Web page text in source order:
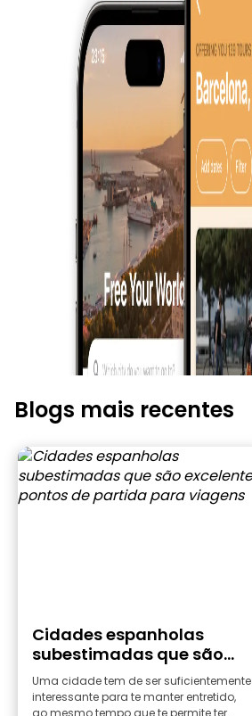
Blogs mais recentes
Cidades espanholas
subestimadas que são
excelentes pontos de
partida para viagens
Uma cidade tem de ser suficientemente
interessante para te manter entretido,